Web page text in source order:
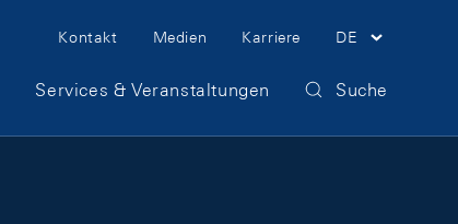
Meta Navigation
Kontakt Medien Karriere DE
Services & Veranstaltungen Suche